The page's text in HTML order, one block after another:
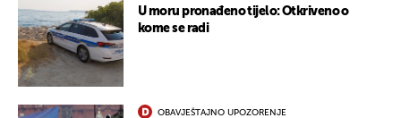
U moru pronađeno tijelo: Otkriveno o
kome se radi
OBAVJEŠTAJNO UPOZORENJE